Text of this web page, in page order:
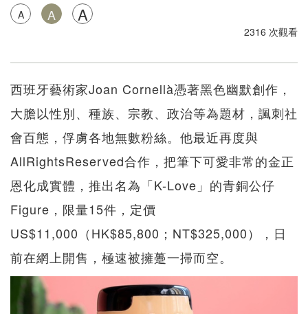
A A A
2316 次觀看
西班牙藝術家Joan Cornellà憑著黑色幽默創作，
大膽以性別、種族、宗教、政治等為題材，諷刺社
會百態，俘虜各地無數粉絲。他最近再度與
AllRightsReserved合作，把筆下可愛非常的金正
恩化成實體，推出名為「K-Love」的青銅公仔
Figure，限量15件，定價
US$11,000（HK$85,800；NT$325,000），日
前在網上開售，極速被擁躉一掃而空。